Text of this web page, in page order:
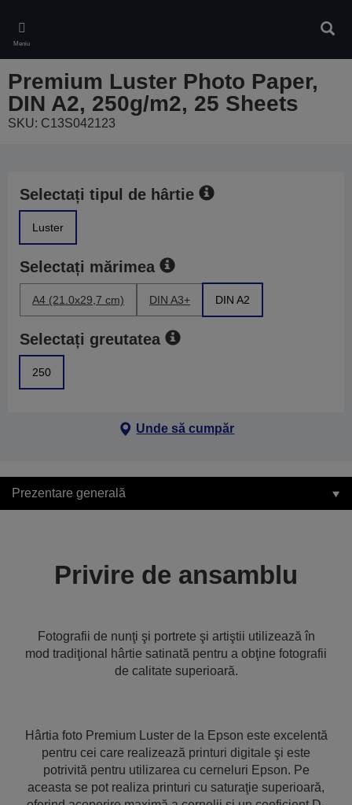
main
content
Meniu
Premium Luster Photo Paper,
DIN A2, 250g/m2, 25 Sheets
SKU: C13S042123
Selectați tipul de hârtie
Luster
Selectați mărimea
A4 (21.0x29,7 cm) DIN A3+ DIN A2
Selectați greutatea
250
Unde să cumpăr
Prezentare generală
Privire de ansamblu
Fotografii de nunţi şi portrete şi artiştii utilizează în
mod tradiţional hârtie satinată pentru a obţine fotografii
de calitate superioară.
Hârtia foto Premium Luster de la Epson este excelentă
pentru cei care realizează printuri digitale şi este
potrivită pentru utilizarea cu cerneluri Epson. Pe
aceasta se pot realiza printuri cu saturaţie superioară,